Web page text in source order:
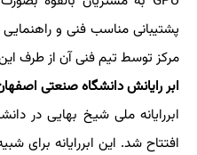
پشتیبانی مناسب فنی و
مرکز توسط تیم فنی آن از طرف
ابر رایانش دانشگاه صنعتی
افتتاح شد. این ابررایانه